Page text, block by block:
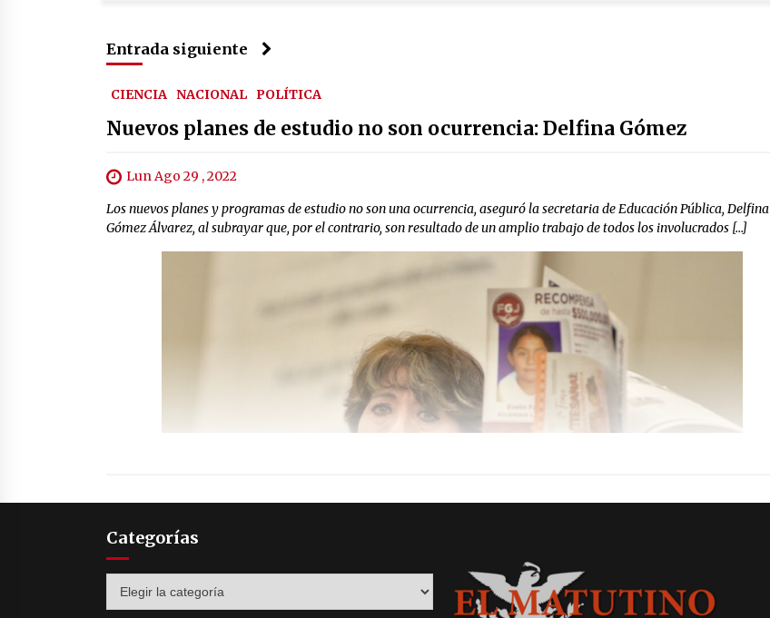
Entrada siguiente
CIENCIA NACIONAL POLÍTICA
Nuevos planes de estudio no son ocurrencia: Delfina Gómez
Lun Ago 29 , 2022
Los nuevos planes y programas de estudio no son una ocurrencia, aseguró la secretaria de Educación Pública, Delfina
Gómez Álvarez, al subrayar que, por el contrario, son resultado de un amplio trabajo de todos los involucrados […]
Categorías